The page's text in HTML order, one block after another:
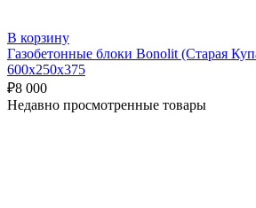
В корзину
Газобетонные блоки Bonolit (Старая
600х250х375
₽8 000
Недавно просмотренные товары